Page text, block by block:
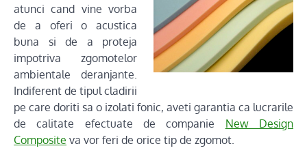
atunci cand vine vorba
de a oferi o acustica
buna si de a proteja
impotriva zgomotelor
ambientale deranjante.
Indiferent de tipul cladirii
pe care doriti sa o izolati fonic, aveti garantia ca lucrarile
de calitate efectuate de companie New Design
Composite va vor feri de orice tip de zgomot.